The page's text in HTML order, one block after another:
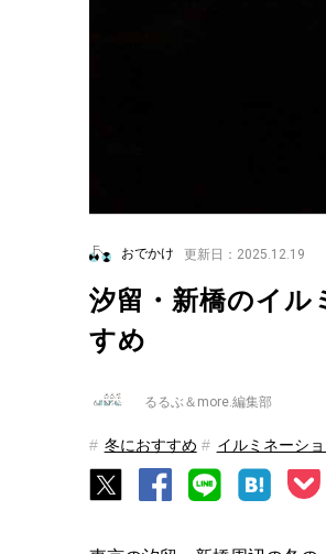
おでかけ 更新日：2025.12.19
汐留・新橋のイル
すめ
るるぶ＆more.編集部
冬におすすめ イルミネーシ